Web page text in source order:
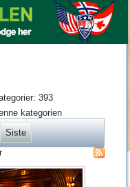
393
kategorien
Siste